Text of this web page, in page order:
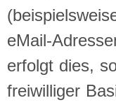
eMail-
erfolgt dies,
freiwilliger